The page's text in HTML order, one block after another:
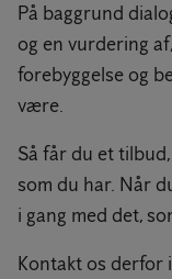
På baggrund
og en vurdering
forebyggelse og
være.
Så får du et
som du har. Når
i gang med det,
Kontakt os derfor